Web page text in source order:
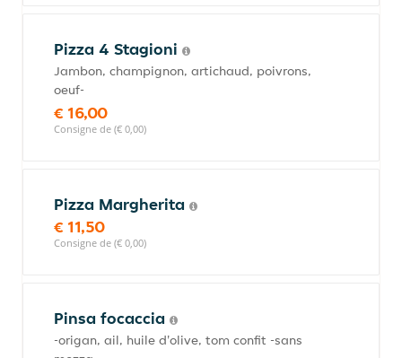
Pizza 4 Stagioni
Jambon, champignon, artichaud, poivrons,
oeuf-
€ 16,00
Consigne de (€ 0,00)
Pizza Margherita
€ 11,50
Consigne de (€ 0,00)
Pinsa focaccia
-origan, ail, huile d'olive, tom confit -sans